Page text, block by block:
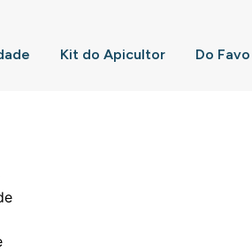
Kit do Apicultor Do